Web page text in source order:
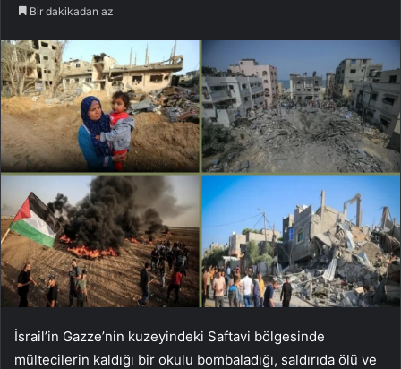
Bir dakikadan az
İsrail’in Gazze’nin kuzeyindeki Saftavi bölgesinde
mültecilerin kaldığı bir okulu bombaladığı, saldırıda ölü ve